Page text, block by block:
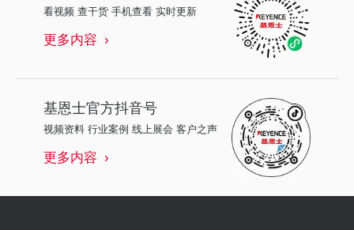
看视频 查干货 手机查看 实时更新
更多内容
基恩士官方抖音号
视频资料 行业案例 线上展会 客户之声
更多内容